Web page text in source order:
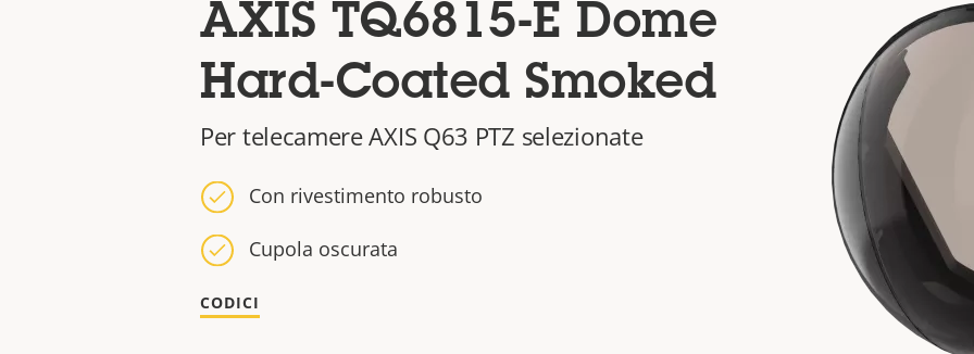
AXIS TQ6815-E Dome
Hard-Coated Smoked
Per telecamere AXIS Q63 PTZ selezionate
Con rivestimento robusto
Cupola oscurata
CODICI